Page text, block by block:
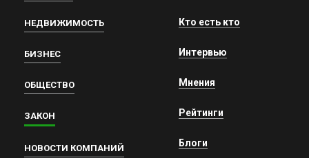
НЕДВИЖИМОСТЬ
БИЗНЕС
ОБЩЕСТВО
ЗАКОН
НОВОСТИ КОМПАНИЙ
Кто есть кто
Интервью
Мнения
Рейтинги
Блоги